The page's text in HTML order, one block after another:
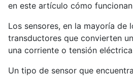
en este artículo cómo
Los sensores, en la mayoría de
transductores que convierten
una corriente o tensión
Un tipo de sensor que